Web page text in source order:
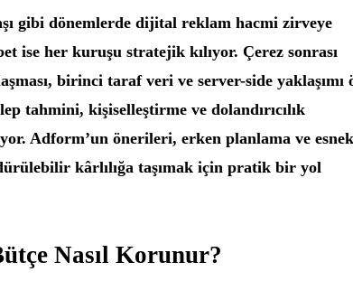
gibi dönemlerde dijital reklam hacmi zirveye
ise her kuruşu stratejik kılıyor. Çerez sonrası
birinci taraf veri ve server-side yaklaşımı
tahmini, kişiselleştirme ve dolandırıcılık
Adform’un önerileri, erken planlama ve esnek
kârlılığa taşımak için pratik bir yol
Nasıl Korunur?